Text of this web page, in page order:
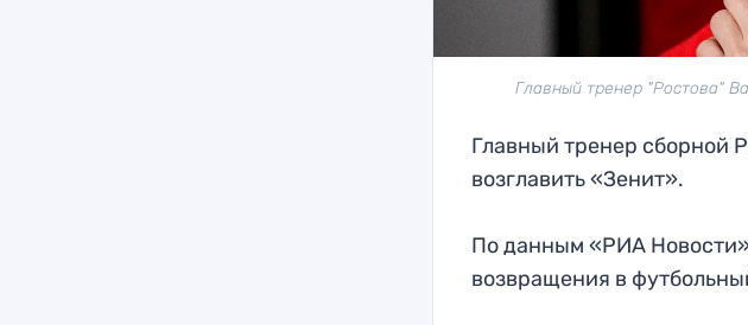
Главный тренер "Ростова"
Главный тренер сборной
возглавить «Зенит».
По данным «РИА
возвращения в